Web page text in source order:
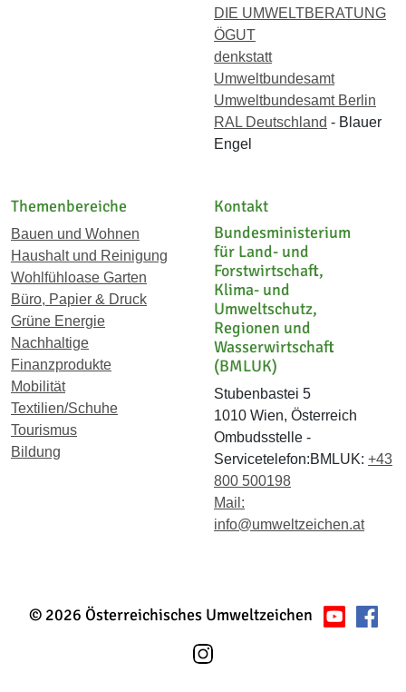
DIE UMWELTBERATUNG
ÖGUT
denkstatt
Umweltbundesamt
Umweltbundesamt Berlin
RAL Deutschland - Blauer
Engel
Themenbereiche
Bauen und Wohnen
Haushalt und Reinigung
Wohlfühloase Garten
Büro, Papier & Druck
Grüne Energie
Nachhaltige
Finanzprodukte
Mobilität
Textilien/Schuhe
Tourismus
Bildung
Kontakt
Bundesministerium
für Land- und
Forstwirtschaft,
Klima- und
Umweltschutz,
Regionen und
Wasserwirtschaft
(BMLUK)
Stubenbastei 5
1010 Wien, Österreich
Ombudsstelle -
Servicetelefon:BMLUK: +43
800 500198
Mail:
info@umweltzeichen.at
© 2026 Österreichisches Umweltzeichen